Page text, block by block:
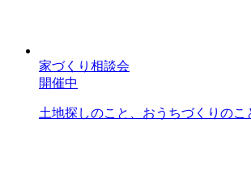
家づくり相談会
開催中
土地探しのこと、おうちづくりのこ